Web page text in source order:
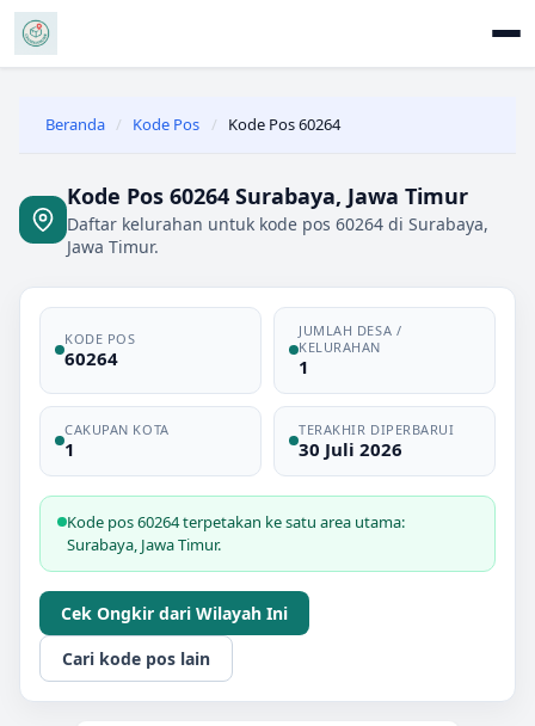
Beranda / Kode Pos / Kode Pos 60264
Kode Pos 60264 Surabaya, Jawa Timur
Daftar kelurahan untuk kode pos 60264 di Surabaya,
Jawa Timur.
KODE POS
60264
JUMLAH DESA /
KELURAHAN
1
CAKUPAN KOTA
1
TERAKHIR DIPERBARUI
30 Juli 2026
Kode pos 60264 terpetakan ke satu area utama:
Surabaya, Jawa Timur.
Cek Ongkir dari Wilayah Ini
Cari kode pos lain